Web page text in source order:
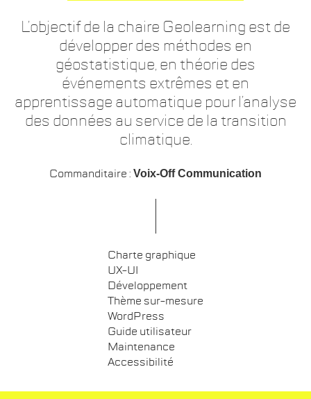
L’objectif de la chaire Geolearning est de
développer des méthodes en
géostatistique, en théorie des
événements extrêmes et en
apprentissage automatique pour l’analyse
des données au service de la transition
climatique.
Commanditaire : Voix-Off Communication
Charte graphique
UX-UI
Développement
Thème sur-mesure
WordPress
Guide utilisateur
Maintenance
Accessibilité